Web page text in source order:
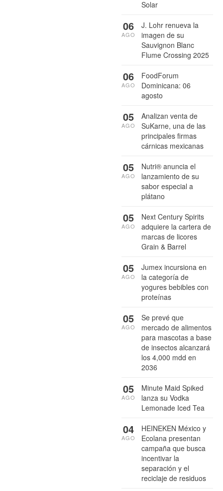
Solar
J. Lohr renueva la
imagen de su
Sauvignon Blanc
Flume Crossing 2025
06
AGO
FoodForum
Dominicana: 06
agosto
06
AGO
Analizan venta de
SuKarne, una de las
principales firmas
cárnicas mexicanas
05
AGO
Nutri® anuncia el
lanzamiento de su
sabor especial a
plátano
05
AGO
Next Century Spirits
adquiere la cartera de
marcas de licores
Grain & Barrel
05
AGO
Jumex incursiona en
la categoría de
yogures bebibles con
proteínas
05
AGO
Se prevé que
mercado de alimentos
para mascotas a base
de insectos alcanzará
los 4,000 mdd en
2036
05
AGO
Minute Maid Spiked
lanza su Vodka
Lemonade Iced Tea
05
AGO
HEINEKEN México y
Ecolana presentan
campaña que busca
incentivar la
separación y el
reciclaje de residuos
04
AGO